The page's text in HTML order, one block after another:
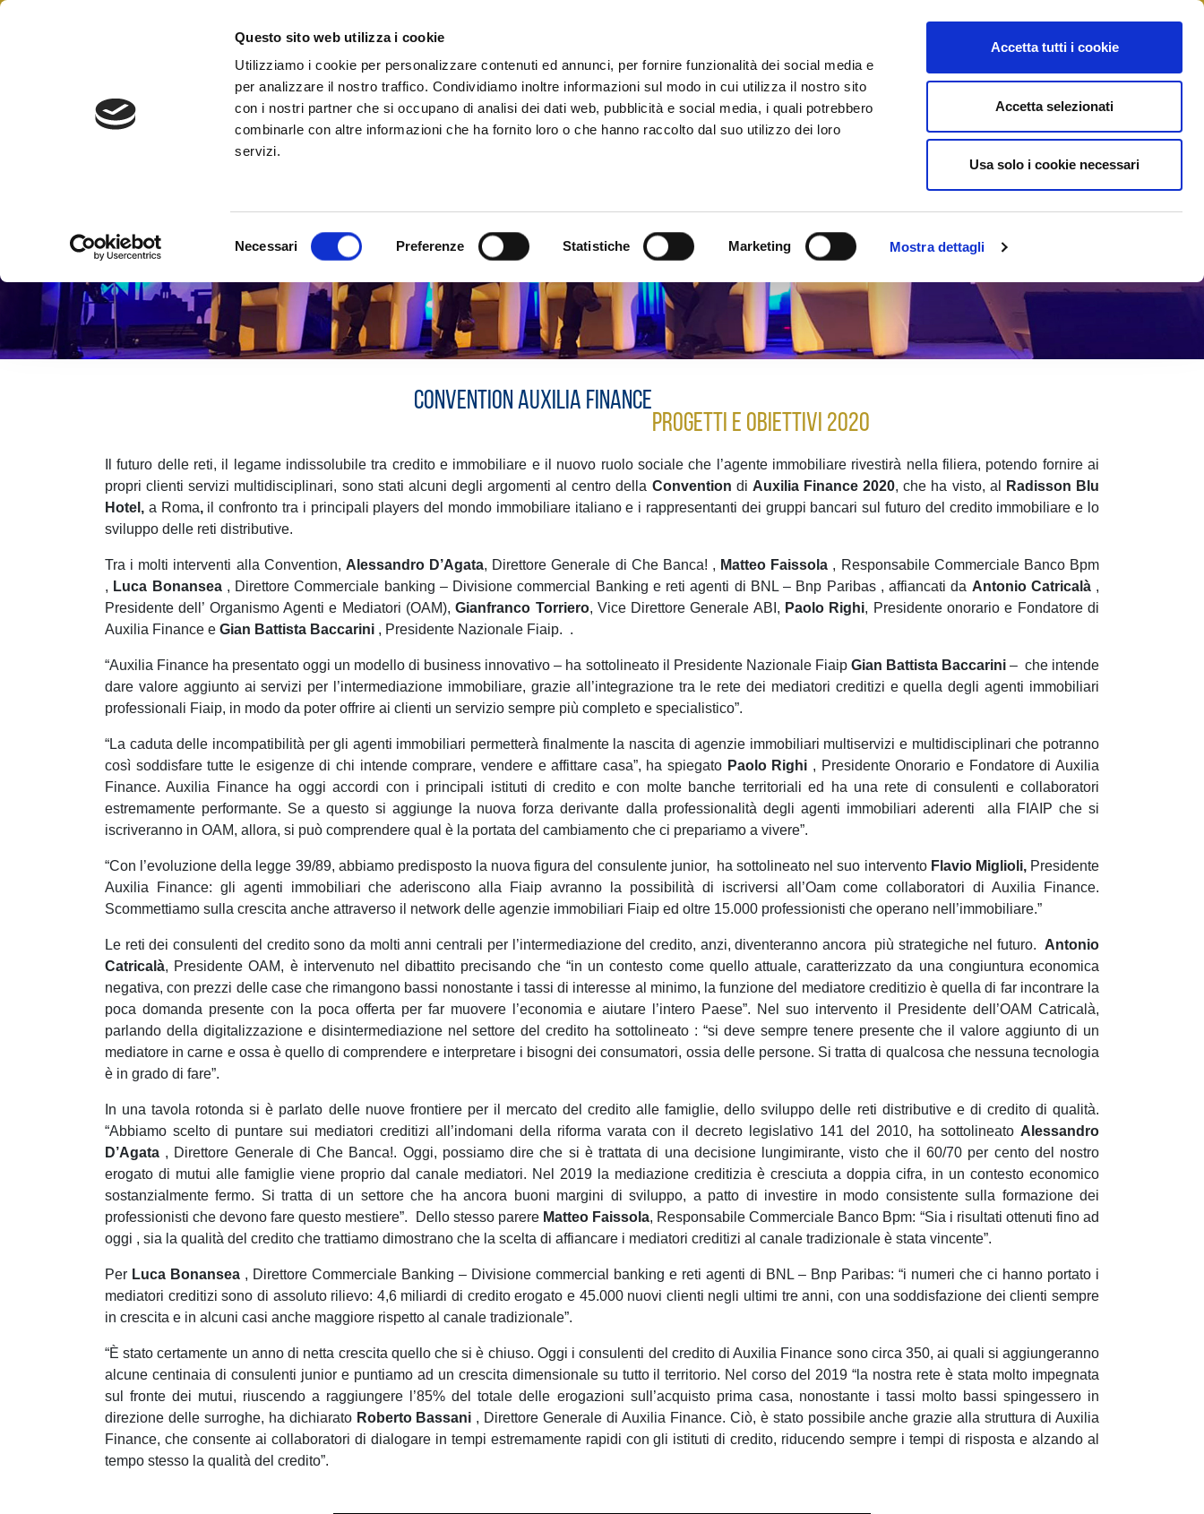
Questo sito web utilizza i cookie
Utilizziamo i cookie per personalizzare contenuti ed annunci, per fornire funzionalità dei social media e
per analizzare il nostro traffico. Condividiamo inoltre informazioni sul modo in cui utilizza il nostro sito
con i nostri partner che si occupano di analisi dei dati web, pubblicità e social media, i quali potrebbero
combinarle con altre informazioni che ha fornito loro o che hanno raccolto dal suo utilizzo dei loro
servizi.
z
i
o
l
c
o
n
e
Necessari Preferenze Statistiche Marketing Mostra dettagli
Accetta tutti i cookie
Accetta selezionati
Usa solo i cookie necessari
Skip
Federazione Italiana Agenti Immobiliari Professionali
Convention Auxilia Finance
Progetti e Obiettivi 2020
Il futuro delle reti, il legame indissolubile tra credito e immobiliare e il nuovo ruolo sociale che l’agente immobiliare rivestirà nella filiera, potendo fornire ai
propri clienti servizi multidisciplinari, sono stati alcuni degli argomenti al centro della Convention di Auxilia Finance 2020, che ha visto, al
Radisson Blu
Hotel, a Roma,il confronto tra i principali players del mondo immobiliare italiano e i rappresentanti dei gruppi bancari sul futuro del credito immobiliare e lo
sviluppo delle reti distributive.
Tra i molti interventi alla Convention, Alessandro D’Agata, Direttore Generale di Che Banca! , Matteo Faissola , Responsabile Commerciale Banco Bpm
, Luca Bonansea, Direttore Commerciale banking – Divisione commercial Banking e reti agenti di BNL – Bnp Paribas , affiancati da Antonio Catricalà,
Presidente dell’ Organismo Agenti e Mediatori (OAM),Gianfranco Torriero, Vice Direttore Generale ABI, Paolo Righi, Presidente onorario e Fondatore di
Auxilia Finance e Gian Battista Baccarini , Presidente Nazionale Fiaip. .
“Auxilia Finance ha presentato oggi un modello di business innovativo – ha sottolineato il Presidente Nazionale Fiaip Gian Battista Baccarini– che intende
dare valore aggiunto ai servizi per l’intermediazione immobiliare, grazie all’integrazione tra le rete dei mediatori creditizi e quella degli agenti immobiliari
professionali Fiaip, in modo da poter offrire ai clienti un servizio sempre più completo e specialistico”.
“La caduta delle incompatibilità per gli agenti immobiliari permetterà finalmente la nascita di agenzie immobiliari multiservizi e multidisciplinari che potranno
così soddisfare tutte le esigenze di chi intende comprare, vendere e affittare casa”, ha spiegato Paolo Righi , Presidente Onorario e Fondatore di Auxilia
Finance. Auxilia Finance ha oggi accordi con i principali istituti di credito e con molte banche territoriali ed ha una rete di consulenti e collaboratori
estremamente performante. Se a questo si aggiunge la nuova forza derivante dalla professionalità degli agenti immobiliari aderenti alla FIAIP che si
iscriveranno in OAM, allora, si può comprendere qual è la portata del cambiamento che ci prepariamo a vivere”.
“Con l’evoluzione della legge 39/89, abbiamo predisposto la nuova figura del consulente junior, ha sottolineato nel suo intervento Flavio Miglioli,Presidente
Auxilia Finance: gli agenti immobiliari che aderiscono alla Fiaip avranno la possibilità di iscriversi all’Oam come collaboratori di Auxilia Finance.
Scommettiamo sulla crescita anche attraverso il network delle agenzie immobiliari Fiaip ed oltre 15.000 professionisti che operano nell’immobiliare.”
Le reti dei consulenti del credito sono da molti anni centrali per l’intermediazione del credito, anzi, diventeranno ancora più strategiche nel futuro. Antonio
Catricalà, Presidente OAM, è intervenuto nel dibattito precisando che “in un contesto come quello attuale, caratterizzato da una congiuntura economica
negativa, con prezzi delle case che rimangono bassi nonostante i tassi di interesse al minimo, la funzione del mediatore creditizio è quella di far incontrare la
poca domanda presente con la poca offerta per far muovere l’economia e aiutare l’intero Paese”. Nel suo intervento il Presidente dell’OAM Catricalà,
parlando della digitalizzazione e disintermediazione nel settore del credito ha sottolineato : “si deve sempre tenere presente che il valore aggiunto di un
mediatore in carne e ossa è quello di comprendere e interpretare i bisogni dei consumatori, ossia delle persone. Si tratta di qualcosa che nessuna tecnologia
è in grado di fare”.
In una tavola rotonda si è parlato delle nuove frontiere per il mercato del credito alle famiglie, dello sviluppo delle reti distributive e di credito di qualità.
“Abbiamo scelto di puntare sui mediatori creditizi all’indomani della riforma varata con il decreto legislativo 141 del 2010, ha sottolineato Alessandro
D’Agata , Direttore Generale di Che Banca!. Oggi, possiamo dire che si è trattata di una decisione lungimirante, visto che il 60/70 per cento del nostro
erogato di mutui alle famiglie viene proprio dal canale mediatori. Nel 2019 la mediazione creditizia è cresciuta a doppia cifra, in un contesto economico
sostanzialmente fermo. Si tratta di un settore che ha ancora buoni margini di sviluppo, a patto di investire in modo consistente sulla formazione dei
professionisti che devono fare questo mestiere”. Dello stesso parere Matteo Faissola, Responsabile Commerciale Banco Bpm: “Sia i risultati ottenuti fino ad
oggi , sia la qualità del credito che trattiamo dimostrano che la scelta di affiancare i mediatori creditizi al canale tradizionale è stata vincente”.
Per Luca Bonansea , Direttore Commerciale Banking – Divisione commercial banking e reti agenti di BNL – Bnp Paribas: “i numeri che ci hanno portato i
mediatori creditizi sono di assoluto rilievo: 4,6 miliardi di credito erogato e 45.000 nuovi clienti negli ultimi tre anni, con una soddisfazione dei clienti sempre
in crescita e in alcuni casi anche maggiore rispetto al canale tradizionale”.
“È stato certamente un anno di netta crescita quello che si è chiuso. Oggi i consulenti del credito di Auxilia Finance sono circa 350, ai quali si aggiungeranno
alcune centinaia di consulenti junior e puntiamo ad un crescita dimensionale su tutto il territorio. Nel corso del 2019 “la nostra rete è stata molto impegnata
sul fronte dei mutui, riuscendo a raggiungere l’85% del totale delle erogazioni sull’acquisto prima casa, nonostante i tassi molto bassi spingessero in
direzione delle surroghe, ha dichiarato Roberto Bassani , Direttore Generale di Auxilia Finance. Ciò, è stato possibile anche grazie alla struttura di Auxilia
Finance, che consente ai collaboratori di dialogare in tempi estremamente rapidi con gli istituti di credito, riducendo sempre i tempi di risposta e alzando al
tempo stesso la qualità del credito”.